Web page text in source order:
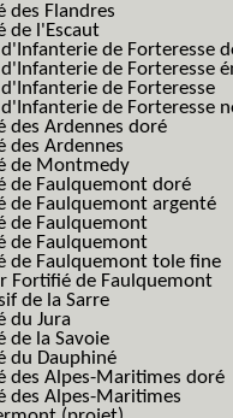
des Flandres
de l'Escaut
de Forteresse
de Forteresse
de Forteresse
de Forteresse
des Ardennes doré
des Ardennes
de Montmedy
de Faulquemont doré
de Faulquemont argenté
de Faulquemont
de Faulquemont
de Faulquemont tole fine
Fortifié de Faulquemont
de la Sarre
du Jura
de la Savoie
du Dauphiné
des Alpes-Maritimes doré
des Alpes-Maritimes